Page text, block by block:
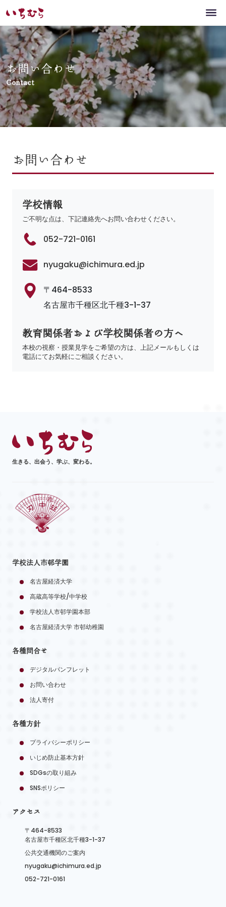
お問い合わせ
Contact
お問い合わせ
学校情報
ご不明な点は、下記連絡先へお問い合わせください。
052-721-0161
nyugaku@ichimura.ed.jp
〒464-8533
名古屋市千種区北千種3-1-37
教育関係者および学校関係者の方へ
本校の視察・授業見学をご希望の方は、上記メールもしくは
電話にてお気軽にご相談ください。
生きる、出会う、学ぶ、変わる。
学校法人市邨学園
名古屋経済大学
高蔵高等学校/中学校
学校法人市邨学園本部
名古屋経済大学 市邨幼稚園
各種問合せ
デジタルパンフレット
お問い合わせ
法人寄付
各種方針
プライバシーポリシー
いじめ防止基本方針
SDGsの取り組み
SNSポリシー
アクセス
〒464-8533
名古屋市千種区北千種3-1-37
公共交通機関のご案内
nyugaku@ichimura.ed.jp
052-721-0161